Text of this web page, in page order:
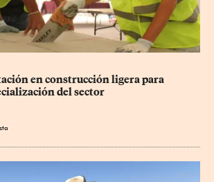
en construcción ligera para
del sector